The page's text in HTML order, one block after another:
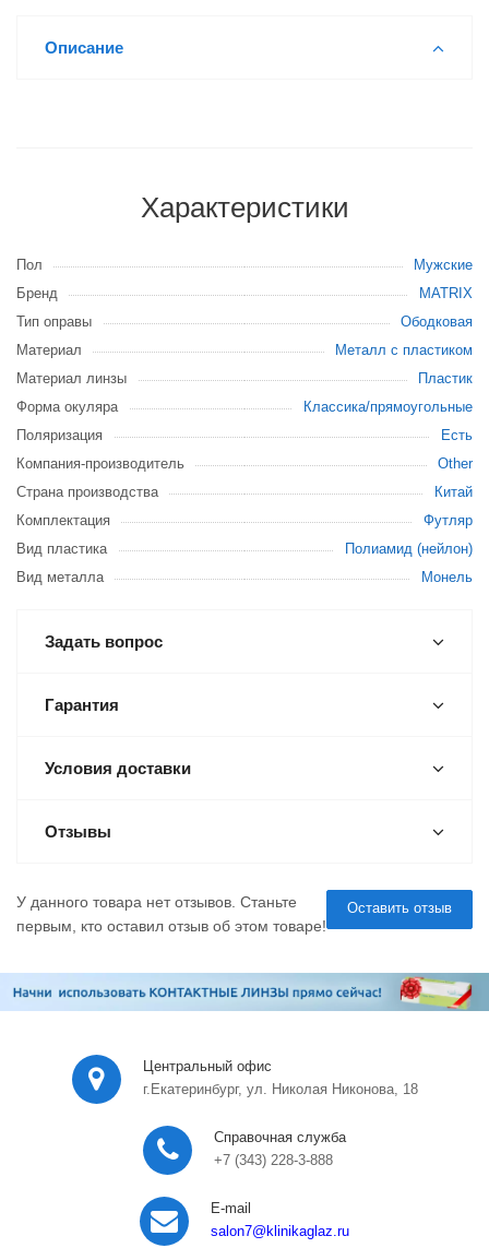
Описание
Характеристики
Пол
Мужские
Бренд
MATRIX
Тип оправы
Ободковая
Материал
Металл с пластиком
Материал линзы
Пластик
Форма окуляра
Классика/прямоугольные
Поляризация
Есть
Компания-производитель
Other
Страна производства
Китай
Комплектация
Футляр
Вид пластика
Полиамид (нейлон)
Вид металла
Монель
Задать вопрос
Гарантия
Условия доставки
Отзывы
Оставить отзыв
У данного товара нет отзывов. Станьте
первым, кто оставил отзыв об этом товаре!
Центральный офис
г.Екатеринбург, ул. Николая Никонова, 18
Справочная служба
+7 (343) 228-3-888
E-mail
salon7@klinikaglaz.ru